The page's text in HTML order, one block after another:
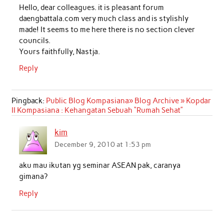
Hello, dear colleagues. it is pleasant forum
daengbattala.com very much class and is stylishly
made! It seems to me here there is no section clever
councils.
Yours faithfully, Nastja.
Reply
Pingback: Public Blog Kompasiana» Blog Archive » Kopdar
II Kompasiana : Kehangatan Sebuah “Rumah Sehat”
kim
December 9, 2010 at 1:53 pm
aku mau ikutan yg seminar ASEAN pak, caranya
gimana?
Reply